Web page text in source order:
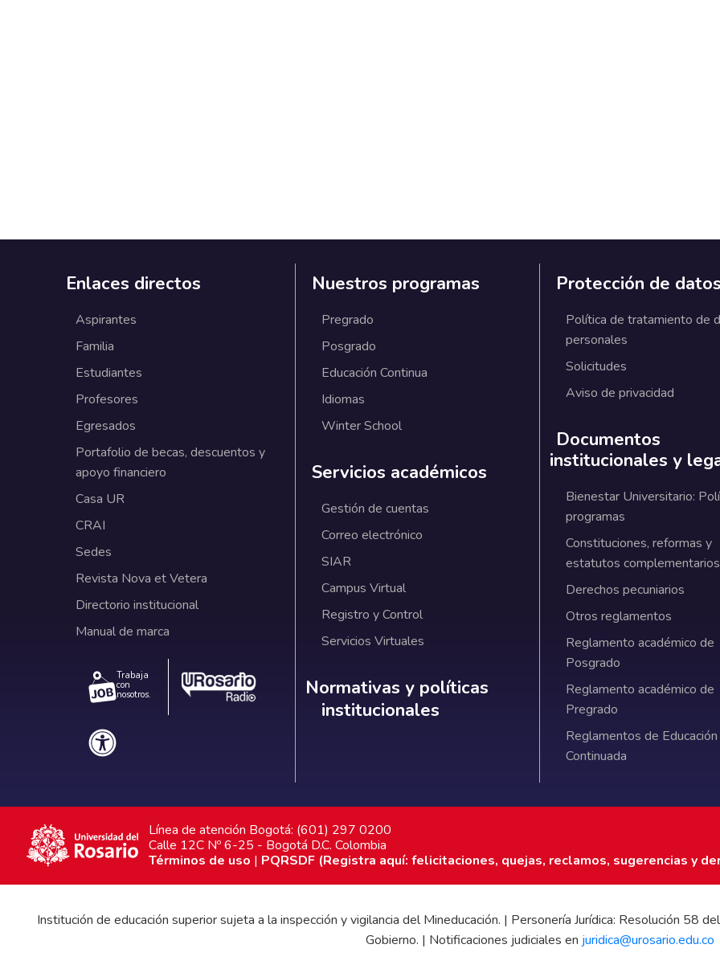
Enlaces directos
Aspirantes
Familia
Estudiantes
Profesores
Egresados
Portafolio de becas, descuentos y
apoyo financiero
Casa UR
CRAI
Sedes
Revista Nova et Vetera
Directorio institucional
Manual de marca
Trabaja
con
nosotros.
Nuestros programas
Pregrado
Posgrado
Educación Continua
Idiomas
Winter School
Servicios académicos
Gestión de cuentas
Correo electrónico
SIAR
Campus Virtual
Registro y Control
Servicios Virtuales
Normativas y políticas institucionales
Normativas y políticas
institucionales
Protección de datos
Política de tratamiento de
personales
Solicitudes
Aviso de privacidad
Documentos
institucionales y
Bienestar Universitario:
programas
Constituciones, reformas y
estatutos complementarios
Derechos pecuniarios
Otros reglamentos
Reglamento académico de
Posgrado
Reglamento académico de
Pregrado
Reglamentos de Educación
Continuada
Línea de atención Bogotá: (601) 297 0200
Calle 12C Nº 6-25 - Bogotá D.C. Colombia
Términos de uso | PQRSDF (Registra aquí: felicitaciones, quejas, reclamos, sugerencias y
Institución de educación superior sujeta a la inspección y vigilancia del Mineducación. | Personería Jurídica: Resolución
Gobierno. | Notificaciones judiciales en juridica@urosario.edu.co